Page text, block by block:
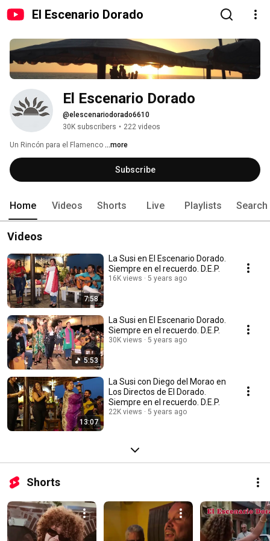
El Escenario Dorado
El Escenario Dorado
@elescenariodorado6610
30K subscribers • 222 videos
Un Rincón para el Flamenco ...more
Subscribe
Home Videos Shorts Live Playlists Search
Videos
7:58
La Susi en El Escenario Dorado.
Siempre en el recuerdo. D.E.P.
16K views 5 years ago
5:53
La Susi en El Escenario Dorado.
Siempre en el recuerdo. D.E.P.
30K views 5 years ago
13:07
La Susi con Diego del Morao en
Los Directos de El Dorado.
Siempre en el recuerdo. D.E.P.
22K views 5 years ago
Shorts